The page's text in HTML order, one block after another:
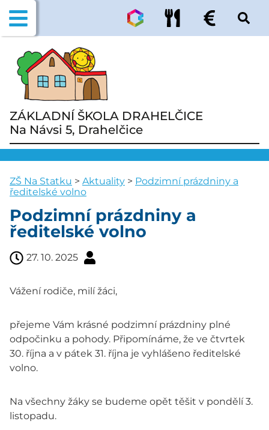
ZÁKLADNÍ ŠKOLA DRAHELČICE
Na Návsi 5, Drahelčice
ZŠ Na Statku > Aktuality > Podzimní prázdniny a
ředitelské volno
Podzimní prázdniny a
ředitelské volno
27. 10. 2025
Vážení rodiče, milí žáci,
přejeme Vám krásné podzimní prázdniny plné
odpočinku a pohody. Připomínáme, že ve čtvrtek
30. října a v pátek 31. října je vyhlášeno ředitelské
volno.
Na všechny žáky se budeme opět těšit v pondělí 3.
listopadu.